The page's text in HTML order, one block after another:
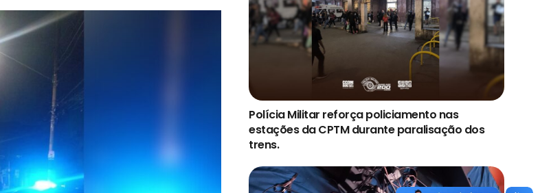
Polícia Militar reforça policiamento nas
estações da CPTM durante paralisação dos
trens.